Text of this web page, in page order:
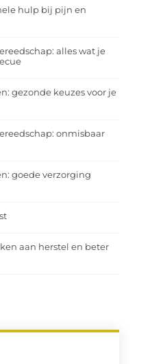
hulp bij pijn en
alles wat je
gezonde keuzes voor je
onmisbaar
goede verzorging
aan herstel en beter